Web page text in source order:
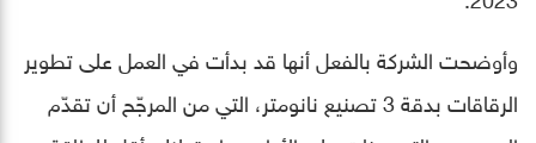
وأوضحت الشركة بالفعل أنها قد بدأت في العمل على تطوير
الرقاقات بدقة 3 تصنيع نانومتر، التي من المرجّح أن تقدّم